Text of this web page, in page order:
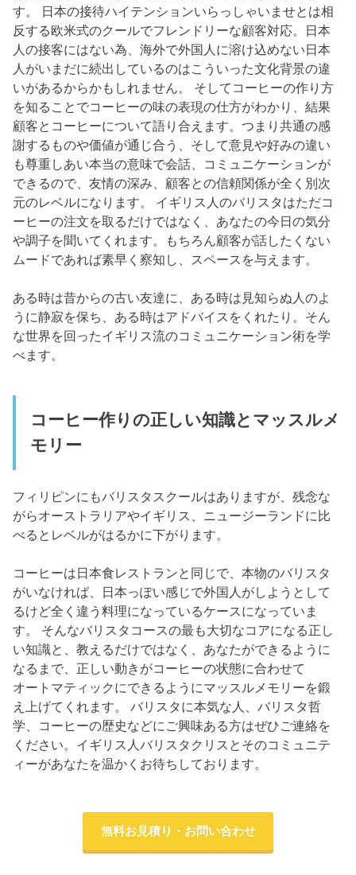
す。 日本の接待ハイテンションいらっしゃいませとは相
反する欧米式のクールでフレンドリーな顧客対応。日本
人の接客にはない為、海外で外国人に溶け込めない日本
人がいまだに続出しているのはこういった文化背景の違
いがあるからかもしれません。 そしてコーヒーの作り方
を知ることでコーヒーの味の表現の仕方がわかり、結果
顧客とコーヒーについて語り合えます。つまり共通の感
謝するものや価値が通じ合う、そして意見や好みの違い
も尊重しあい本当の意味で会話、コミュニケーションが
できるので、友情の深み、顧客との信頼関係が全く別次
元のレベルになります。 イギリス人のバリスタはただコ
ーヒーの注文を取るだけではなく、あなたの今日の気分
や調子を聞いてくれます。もちろん顧客が話したくない
ムードであれば素早く察知し、スペースを与えます。
ある時は昔からの古い友達に、ある時は見知らぬ人のよ
うに静寂を保ち、ある時はアドバイスをくれたり。そん
な世界を回ったイギリス流のコミュニケーション術を学
べます。
コーヒー作りの正しい知識とマッスルメ
モリー
フィリピンにもバリスタスクールはありますが、残念な
がらオーストラリアやイギリス、ニュージーランドに比
べるとレベルがはるかに下がります。
コーヒーは日本食レストランと同じで、本物のバリスタ
がいなければ、日本っぽい感じで外国人がしようとして
るけど全く違う料理になっているケースになっていま
す。 そんなバリスタコースの最も大切なコアになる正し
い知識と、教えるだけではなく、あなたができるように
なるまで、正しい動きがコーヒーの状態に合わせて
オートマティックにできるようにマッスルメモリーを鍛
え上げてくれます。 バリスタに本気な人、バリスタ哲
学、コーヒーの歴史などにご興味ある方はぜひご連絡を
ください。イギリス人バリスタクリスとそのコミュニテ
ィーがあなたを温かくお待ちしております。
無料お見積り・お問い合わせ